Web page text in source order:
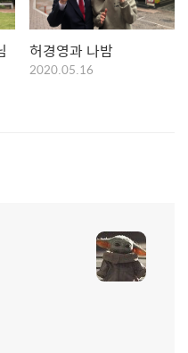
허경영과 나밤
2020.05.16